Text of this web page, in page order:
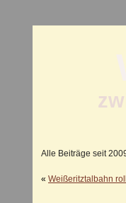
Alle Beiträge seit
« Weißeritztalbahn